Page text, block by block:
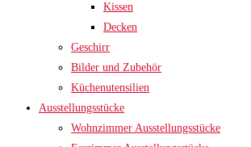
Kissen
Decken
Geschirr
Bilder und Zubehör
Küchenutensilien
Ausstellungsstücke
Wohnzimmer Ausstellungsstücke